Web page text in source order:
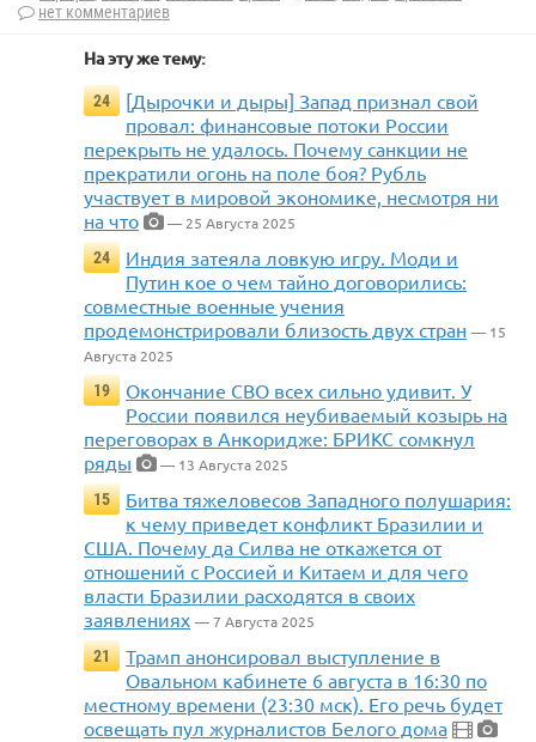
нет комментариев
На эту же тему:
24
[Дырочки и дыры] Запад признал свой
провал: финансовые потоки России
перекрыть не удалось. Почему санкции не
прекратили огонь на поле боя? Рубль
участвует в мировой экономике, несмотря ни
на что
— 25 Августа 2025
24
Индия затеяла ловкую игру. Моди и
Путин кое о чем тайно договорились:
совместные военные учения
продемонстрировали близость двух стран — 15
Августа 2025
19
Окончание СВО всех сильно удивит. У
России появился неубиваемый козырь на
переговорах в Анкоридже: БРИКС сомкнул
ряды
— 13 Августа 2025
15
Битва тяжеловесов Западного полушария:
к чему приведет конфликт Бразилии и
США. Почему да Силва не откажется от
отношений с Россией и Китаем и для чего
власти Бразилии расходятся в своих
заявлениях — 7 Августа 2025
21
Трамп анонсировал выступление в
Овальном кабинете 6 августа в 16:30 по
местному времени (23:30 мск). Его речь будет
освещать пул журналистов Белого дома